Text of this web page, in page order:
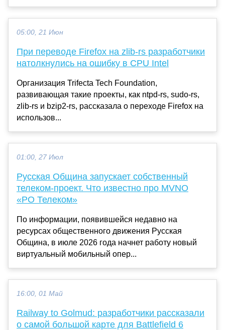
05:00, 21 Июн
При переводе Firefox на zlib-rs разработчики
натолкнулись на ошибку в CPU Intel
Организация Trifecta Tech Foundation,
развивающая такие проекты, как ntpd-rs, sudo-rs,
zlib-rs и bzip2-rs, рассказала о переходе Firefox на
использов...
01:00, 27 Июл
Русская Община запускает собственный
телеком-проект. Что известно про MVNO
«РО Телеком»
По информации, появившейся недавно на
ресурсах общественного движения Русская
Община, в июле 2026 года начнет работу новый
виртуальный мобильный опер...
16:00, 01 Май
Railway to Golmud: разработчики рассказали
о самой большой карте для Battlefield 6